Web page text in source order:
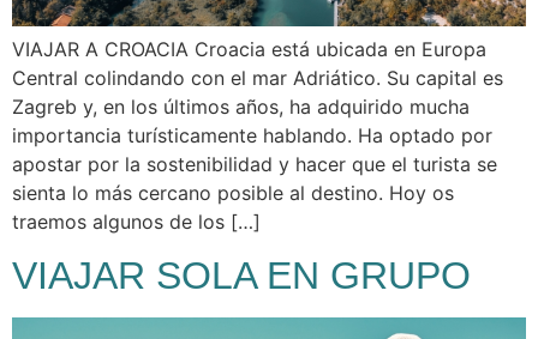
VIAJAR A CROACIA Croacia está ubicada en Europa
Central colindando con el mar Adriático. Su capital es
Zagreb y, en los últimos años, ha adquirido mucha
importancia turísticamente hablando. Ha optado por
apostar por la sostenibilidad y hacer que el turista se
sienta lo más cercano posible al destino. Hoy os
traemos algunos de los […]
VIAJAR SOLA EN GRUPO